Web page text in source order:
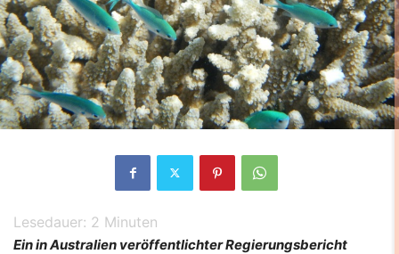
Lesedauer: 2 Minuten
Ein in Australien veröffentlichter Regierungsbericht